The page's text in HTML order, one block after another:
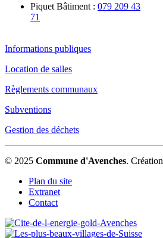
Piquet Bâtiment : 079 209 43
71
Informations publiques
Location de salles
Règlements communaux
Subventions
Gestion des déchets
© 2025 Commune d'Avenches. Création
Plan du site
Extranet
Contact